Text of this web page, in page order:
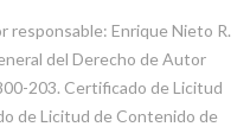
responsable: Enrique Nieto R.
del Derecho de Autor
203. Certificado de Licitud
de Licitud de Contenido de